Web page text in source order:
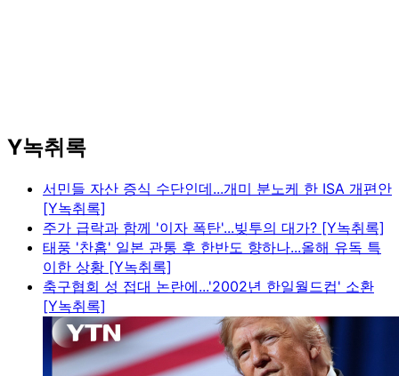
Y녹취록
서민들 자산 증식 수단인데...개미 분노케 한 ISA 개편안
[Y녹취록]
주가 급락과 함께 '이자 폭탄'...빚투의 대가? [Y녹취록]
태풍 '찬홈' 일본 관통 후 한반도 향하나...올해 유독 특
이한 상황 [Y녹취록]
축구협회 성 접대 논란에...'2002년 한일월드컵' 소환
[Y녹취록]